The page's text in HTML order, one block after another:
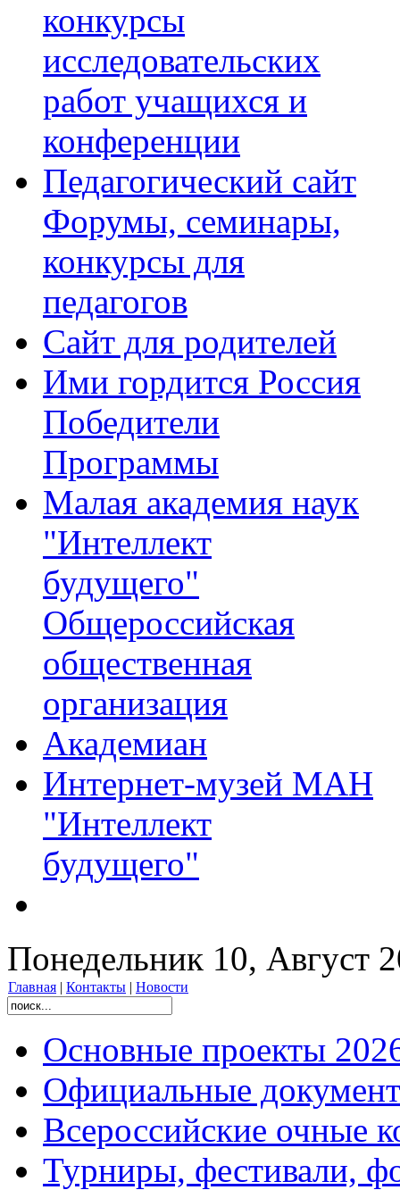
конкурсы
исследовательских
работ учащихся и
конференции
Педагогический сайт
Форумы, семинары,
конкурсы для
педагогов
Сайт для родителей
Ими гордится Россия
Победители
Программы
Малая академия наук
"Интеллект
будущего"
Общероссийская
общественная
организация
Академиан
Интернет-музей МАН
"Интеллект
будущего"
Понедельник 10, Август
Главная | Контакты | Новости
Основные проекты
Официальные
Всероссийские очные
Турниры, фестивали,